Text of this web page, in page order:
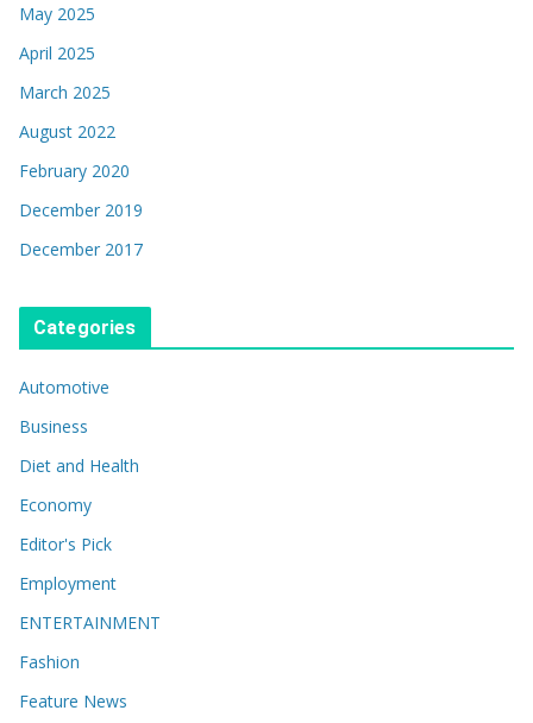
May 2025
April 2025
March 2025
August 2022
February 2020
December 2019
December 2017
Categories
Automotive
Business
Diet and Health
Economy
Editor's Pick
Employment
ENTERTAINMENT
Fashion
Feature News